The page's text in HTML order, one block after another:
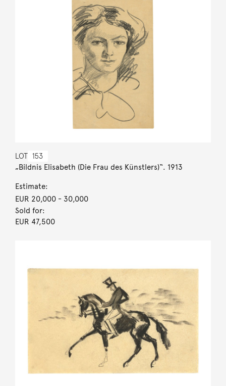
LOT 153
„Bildnis Elisabeth (Die Frau des Künstlers)“. 1913
Estimate:
EUR 20,000- 30,000
Sold for:
EUR 47,500